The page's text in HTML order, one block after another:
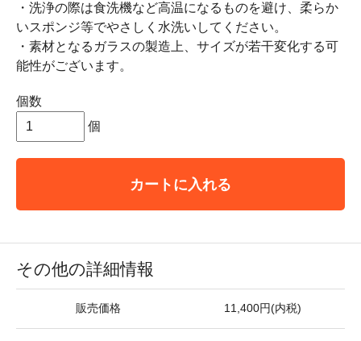
・洗浄の際は食洗機など高温になるものを避け、柔らか
いスポンジ等でやさしく水洗いしてください。
・素材となるガラスの製造上、サイズが若干変化する可
能性がございます。
個数
個
カートに入れる
その他の詳細情報
販売価格 11,400円(内税)